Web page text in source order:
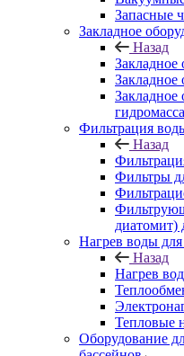
Запасные
Закладное
Назад
Закладное
Закладное
Закладное
Фильтрация
Назад
Фильтры
диатомит)
Нагрев воды для
Назад
Нагрев
Тепловые
Оборудование